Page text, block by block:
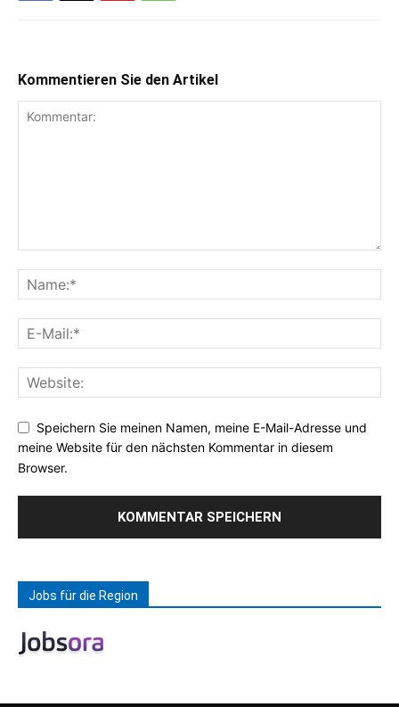
Kommentieren Sie den Artikel
Speichern Sie meinen Namen, meine E-Mail-Adresse und
meine Website für den nächsten Kommentar in diesem
Browser.
Jobs für die Region